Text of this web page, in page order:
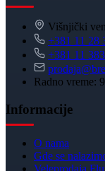
Višnjički
+381 11 28
+381 11
Radno vreme:
Informacije
O nama
Gde se
Veleprodaja